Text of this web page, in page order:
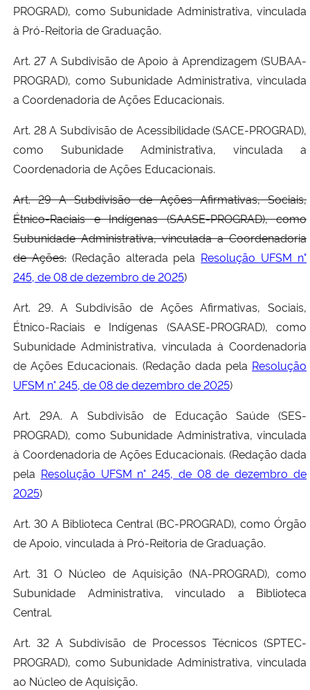
PROGRAD), como Subunidade Administrativa, vinculada
à Pró-Reitoria de Graduação.
Art. 27 A Subdivisão de Apoio à Aprendizagem (SUBAA-
PROGRAD), como Subunidade Administrativa, vinculada
a Coordenadoria de Ações Educacionais.
Art. 28 A Subdivisão de Acessibilidade (SACE-PROGRAD),
como Subunidade Administrativa, vinculada a
Coordenadoria de Ações Educacionais.
Art. 29 A Subdivisão de Ações Afirmativas, Sociais,
Étnico-Raciais e Indígenas (SAASE-PROGRAD), como
Subunidade Administrativa, vinculada a Coordenadoria
de Ações.(Redação alterada pela Resolução UFSM n°
245, de 08 de dezembro de 2025)
Art. 29. A Subdivisão de Ações Afirmativas, Sociais,
Étnico-Raciais e Indígenas (SAASE-PROGRAD), como
Subunidade Administrativa, vinculada à Coordenadoria
de Ações Educacionais. (Redação dada pela Resolução
UFSM n° 245, de 08 de dezembro de 2025)
Art. 29A. A Subdivisão de Educação Saúde (SES-
PROGRAD), como Subunidade Administrativa, vinculada
à Coordenadoria de Ações Educacionais. (Redação dada
pela Resolução UFSM n° 245, de 08 de dezembro de
2025)
Art. 30 A Biblioteca Central (BC-PROGRAD), como Órgão
de Apoio, vinculada à Pró-Reitoria de Graduação.
Art. 31 O Núcleo de Aquisição (NA-PROGRAD), como
Subunidade Administrativa, vinculado a Biblioteca
Central.
Art. 32 A Subdivisão de Processos Técnicos (SPTEC-
PROGRAD), como Subunidade Administrativa, vinculada
ao Núcleo de Aquisição.